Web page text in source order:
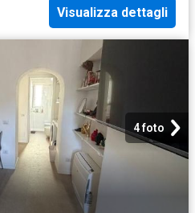
Visualizza dettagli
4 foto